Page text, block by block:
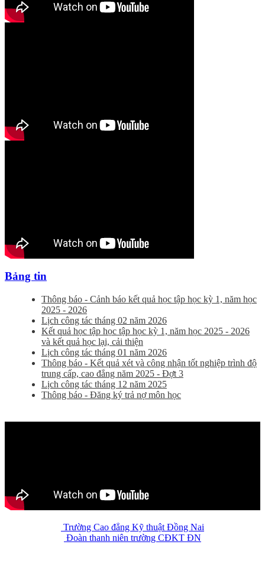
Bảng tin
Thông báo - Cảnh báo kết quả học tập học kỳ 1, năm học
2025 - 2026
Lịch công tác tháng 02 năm 2026
Kết quả học tập học tập học kỳ 1, năm học 2025 - 2026
và kết quả học lại, cải thiện
Lịch công tác tháng 01 năm 2026
Thông báo - Kết quả xét và công nhận tốt nghiệp trình độ
trung cấp, cao đẳng năm 2025 - Đợt 3
Lịch công tác tháng 12 năm 2025
Thông báo - Đăng ký trả nợ môn học
Trường Cao đẳng Kỹ thuật Đồng Nai
Đoàn thanh niên trường CĐKT ĐN